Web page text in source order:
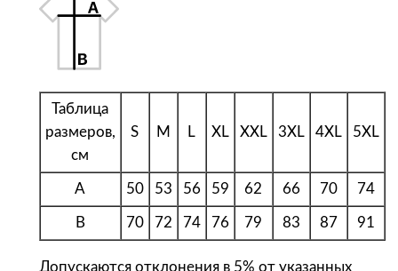
у
о
м
Таблица
размеров,
см
S M L XL XXL 3XL 4XL 5XL
A 50 53 56 59 62 66 70 74
B 70 72 74 76 79 83 87 91
Допускаются отклонения в 5% от указанных